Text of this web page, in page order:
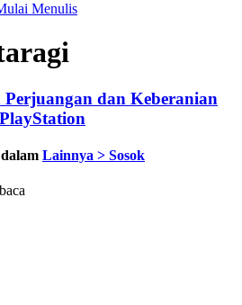
Menulis
dan Keberanian
dalam Lainnya > Sosok